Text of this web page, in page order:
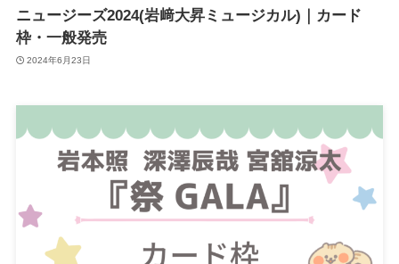
ニュージーズ2024(岩﨑大昇ミュージカル)｜カード
枠・一般発売
2024年6月23日